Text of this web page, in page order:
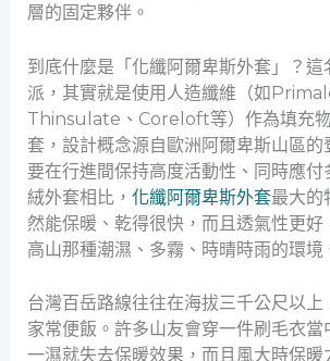
層的固定夥伴。
到底什麼是「化纖阿爾卑斯外套」？這
派，其實就是使用人造纖維（如
Thinsulate、Coreloft等）作為填充
套，設計概念源自歐洲阿爾卑斯山區
要在行進間保持高度活動性、同時應付
絨外套相比， 化纖阿爾卑斯外套最大的
然能保暖、乾得很快，而且透氣性更好
高山那種潮濕、多霧、時晴時雨的環境
台灣百岳路線往往在海拔三千公尺以上
家常便飯。許多山友會穿一件刷毛衣當
一濕就失去保暖效果，而且風大時保暖